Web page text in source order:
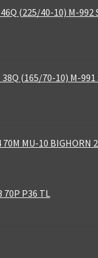
(225/40-10) M-992
38Q (165/70-10) M-991
70M MU-10 BIGHORN
70P P36 TL